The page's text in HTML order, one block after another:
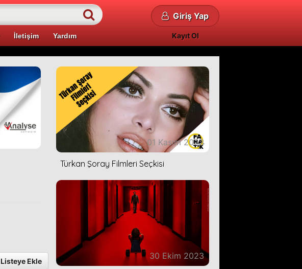
İletişim Yardım
Giriş Yap
Kayıt Ol
Listeye Ekle
01 Kasım 2023
Türkan Şoray Filmleri Seçkisi
30 Ekim 2023